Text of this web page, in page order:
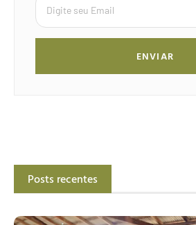
ENVIAR
Posts recentes